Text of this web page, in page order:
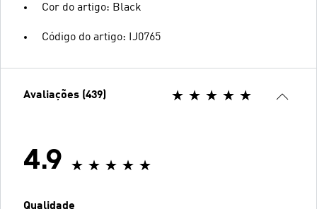
Cor do artigo: Black
Código do artigo: IJ0765
Avaliações (439)
4.9
Qualidade